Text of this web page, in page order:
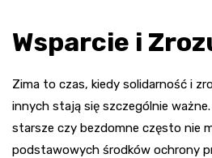
Wsparcie i
Zima to czas, kiedy solidarność i
innych stają się szczególnie
starsze czy bezdomne często nie
podstawowych środków ochrony